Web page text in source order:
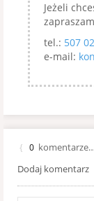
Jeżeli
tel.: 507
e-mail:
{ 0 komentarze…
Dodaj komentarz